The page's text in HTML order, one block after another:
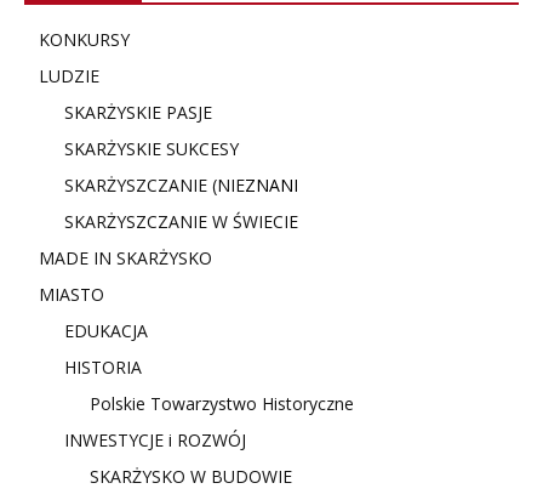
KONKURSY
LUDZIE
SKARŻYSKIE PASJE
SKARŻYSKIE SUKCESY
SKARŻYSZCZANIE (NIEZNANI
SKARŻYSZCZANIE W ŚWIECIE
MADE IN SKARŻYSKO
MIASTO
EDUKACJA
HISTORIA
Polskie Towarzystwo Historyczne
INWESTYCJE i ROZWÓJ
SKARŻYSKO W BUDOWIE